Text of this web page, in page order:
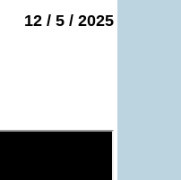
2025 / 5 / 12